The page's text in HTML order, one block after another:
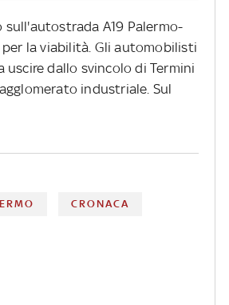
A19 Palermo-
per la viabilità. Gli automobilisti
dallo svincolo di Termini
industriale. Sul
CRONACA